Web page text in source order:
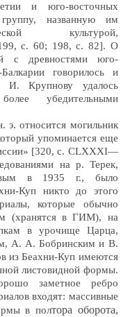
и юго-восточных
названную им
культурой,
с. 60; 198, с. 82]. О
с древностями юго-
говорилось и
Крупнову удалось
убедительными
э. относится могильник
упоминается еще
[320, с. CLXXXI—
на р. Терек,
в 1935 г., было
Куп никто до этого
которые обычно
(хранятся в ГИМ), на
в урочище Царца,
А. А. Бобринским и В.
из Беахни-Куп имеются
листовидной формы.
заметное ребро
входят: массивные
в полтора оборота,